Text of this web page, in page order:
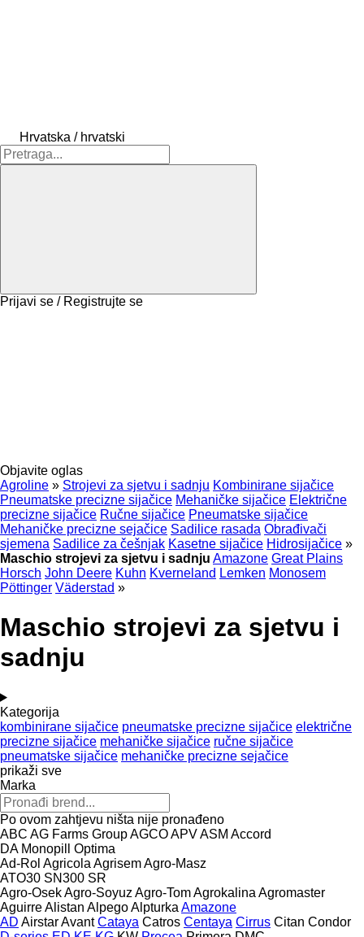
Hrvatska / hrvatski
Prijavi se / Registrujte se
Objavite oglas
Agroline » Strojevi za sjetvu i sadnju Kombinirane sijačice
Pneumatske precizne sijačice Mehaničke sijačice Električne
precizne sijačice Ručne sijačice Pneumatske sijačice
Mehaničke precizne sejačice Sadilice rasada Obrađivači
sjemena Sadilice za češnjak Kasetne sijačice Hidrosijačice »
Maschio strojevi za sjetvu i sadnju Amazone Great Plains
Horsch John Deere Kuhn Kverneland Lemken Monosem
Pöttinger Väderstad »
Maschio strojevi za sjetvu i
sadnju
Kategorija
kombinirane sijačice pneumatske precizne sijačice električne
precizne sijačice mehaničke sijačice ručne sijačice
pneumatske sijačice mehaničke precizne sejačice
prikaži sve
Marka
Po ovom zahtjevu ništa nije pronađeno
ABC AG Farms GroupAGCOAPVASM Accord
DA Monopill
Optima
Ad-Rol Agricola AgrisemAgro-Masz
ATO30 SN300 SR
Agro-OsekAgro-Soyuz Agro-TomAgrokalina Agromaster
AguirreAlistan AlpegoAlpturka Amazone
AD AirstarAvant Cataya Catros Centaya Cirrus Citan Condor